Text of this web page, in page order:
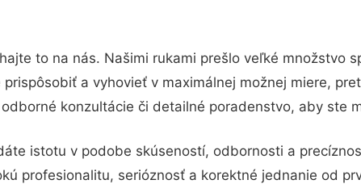
to na nás. Našimi rukami prešlo veľké množstvo
a vyhovieť v maximálnej možnej miere,
konzultácie či detailné poradenstvo, aby ste
istotu v podobe skúseností, odbornosti a
profesionalitu, serióznosť a korektné jednanie od